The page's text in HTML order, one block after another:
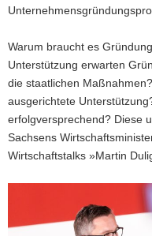
Warum braucht es
Unterstützung erwarten
die staatlichen
ausgerichtete
erfolgversprechend? Diese
Sachsens
Wirtschaftstalks »Martin